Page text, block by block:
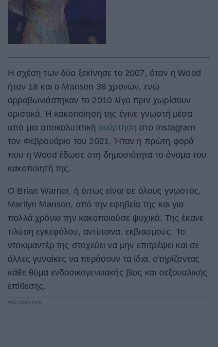
Η σχέση των δύο ξεκίνησε το 2007, όταν η Wood
ήταν 18 και ο Manson 38 χρονών, ενώ
αρραβωνιάστηκαν το 2010 λίγο πριν χωρίσουν
οριστικά. H κακοποίησή της έγινε γνωστή μέσα
από μια αποκαλυπτική ανάρτηση στο Instagram
τον Φεβρουάριο του 2021. Ήταν η πρώτη φορά
που η Wood έδωσε στη δημοσιότητα το όνομα του
κακοποιητή της.
O Brian Warner, ή όπως είναι σε όλους γνωστός,
Marilyn Manson, από την εφηβεία της και για
πολλά χρόνια την κακοποιούσε ψυχικά. Της έκανε
πλύση εγκεφάλου, αντίποινα, εκβιασμούς. Το
ντοκιμαντέρ της στοχεύει να μην επιτρέψει και σε
άλλες γυναίκες να περάσουν τα ίδια, στηρίζοντας
κάθε θύμα ενδοοικογενειακής βίας και σεξουαλικής
επίθεσης.